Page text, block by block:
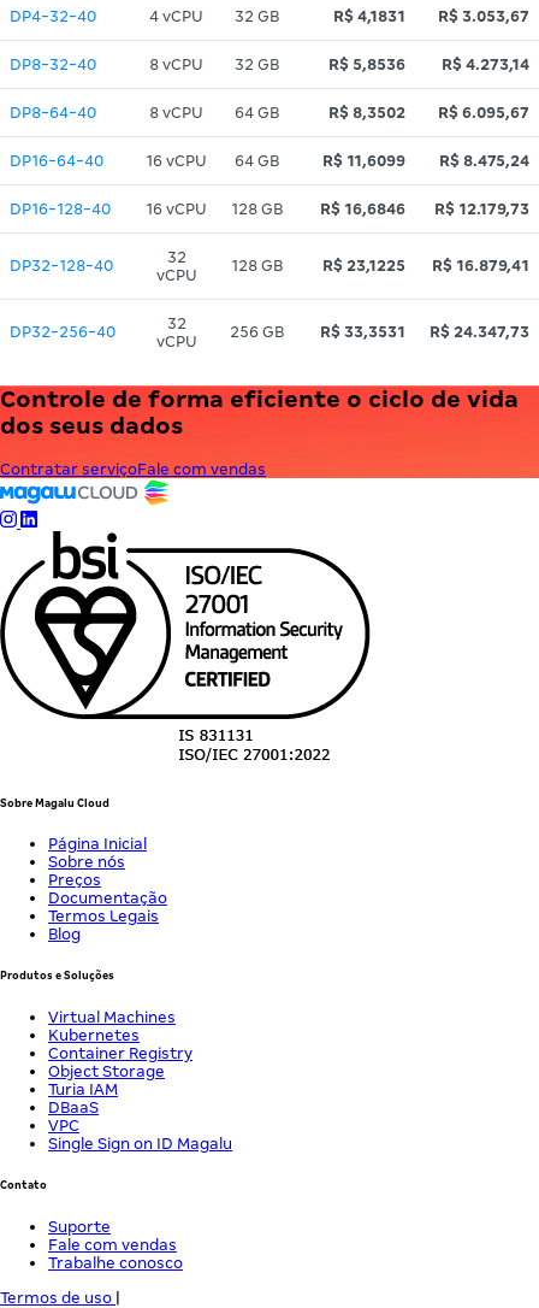
DP4-32-40 4 vCPU 32 GB R$ 4,1831 R$ 3.053,67
DP8-32-40 8 vCPU 32 GB R$ 5,8536 R$ 4.273,14
DP8-64-40 8 vCPU 64 GB R$ 8,3502 R$ 6.095,67
DP16-64-40 16 vCPU 64 GB R$ 11,6099 R$ 8.475,24
DP16-128-40 16 vCPU 128 GB R$ 16,6846 R$ 12.179,73
DP32-128-40
32
vCPU
128 GB R$ 23,1225 R$ 16.879,41
DP32-256-40
32
vCPU
256 GB R$ 33,3531 R$ 24.347,73
Controle de forma eficiente o ciclo de vida
dos seus dados
Contratar serviçoFale com vendas
Sobre Magalu Cloud
Página Inicial
Sobre nós
Preços
Documentação
Termos Legais
Blog
Produtos e Soluções
Virtual Machines
Kubernetes
Container Registry
Object Storage
Turia IAM
DBaaS
VPC
Single Sign on ID Magalu
Contato
Suporte
Fale com vendas
Trabalhe conosco
Termos de uso